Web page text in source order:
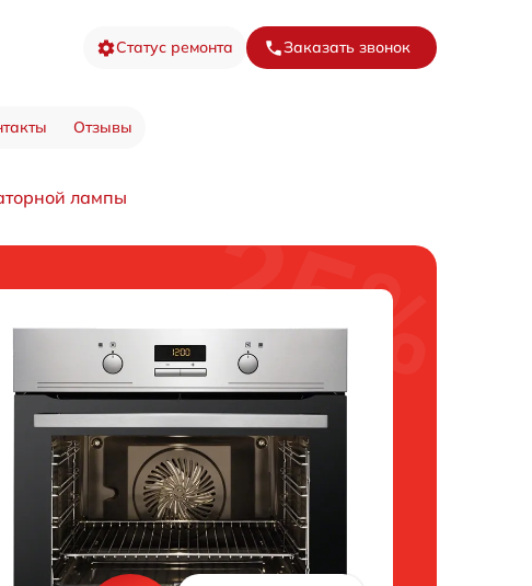
Статус ремонта Заказать звонок
Отзывы
лампы